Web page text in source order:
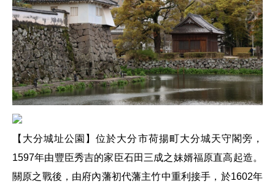
【大分城址公園】位於大分市荷揚町大分城天守閣旁，
1597年由豐臣秀吉的家臣石田三成之妹婿福原直高起造。
關原之戰後，由府內藩初代藩主竹中重利接手，於1602年